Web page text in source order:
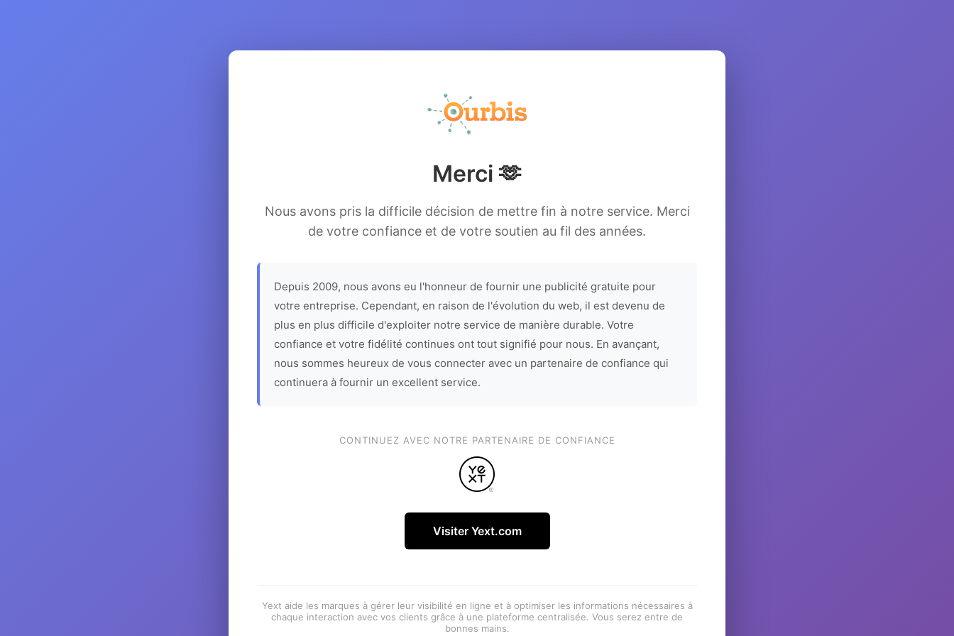
Merci 🫶
Nous avons pris la difficile décision de mettre fin à notre service. Merci
de votre confiance et de votre soutien au fil des années.
Depuis 2009, nous avons eu l'honneur de fournir une publicité gratuite pour
votre entreprise. Cependant, en raison de l'évolution du web, il est devenu de
plus en plus difficile d'exploiter notre service de manière durable. Votre
confiance et votre fidélité continues ont tout signifié pour nous. En avançant,
nous sommes heureux de vous connecter avec un partenaire de confiance qui
continuera à fournir un excellent service.
CONTINUEZ AVEC NOTRE PARTENAIRE DE CONFIANCE
Visiter Yext.com
Yext aide les marques à gérer leur visibilité en ligne et à optimiser les informations nécessaires à
chaque interaction avec vos clients grâce à une plateforme centralisée. Vous serez entre de
bonnes mains.